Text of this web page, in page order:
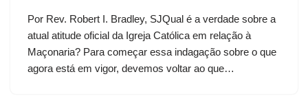
Por Rev. Robert I. Bradley, SJQual é a verdade sobre a
atual atitude oficial da Igreja Católica em relação à
Maçonaria? Para começar essa indagação sobre o que
agora está em vigor, devemos voltar ao que…